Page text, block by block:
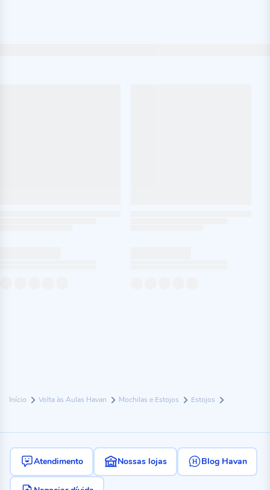
Início Volta às Aulas Havan Mochilas e Estojos Estojos
Atendimento Nossas lojas Blog Havan